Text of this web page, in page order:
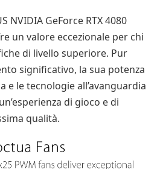
NVIDIA GeForce RTX 4080
un valore eccezionale per chi
di livello superiore. Pur
significativo, la sua potenza
e le tecnologie all’avanguardia
di gioco e di
qualità.